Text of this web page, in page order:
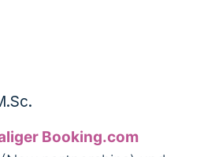
Booking.com